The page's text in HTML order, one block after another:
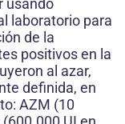
usando
laboratorio para
de la
positivos en la
al azar,
definida, en
AZM (10